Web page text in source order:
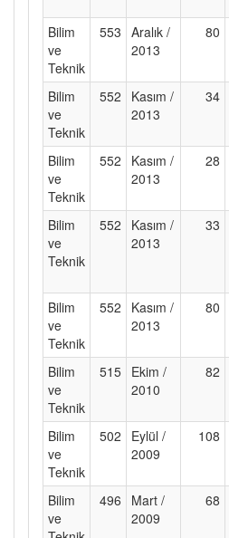
Bilim
ve
Teknik
553 Aralık /
2013
80
Bilim
ve
Teknik
552
Kasım /
2013
34
Bilim
ve
Teknik
552
Kasım /
2013
28
Bilim
ve
Teknik
552
Kasım /
2013
33
Bilim
ve
Teknik
552
Kasım /
2013
80
Bilim
ve
Teknik
515 Ekim /
2010
82
Bilim
ve
Teknik
502
Eylül /
2009
108
Bilim
ve
496
Mart /
2009
68